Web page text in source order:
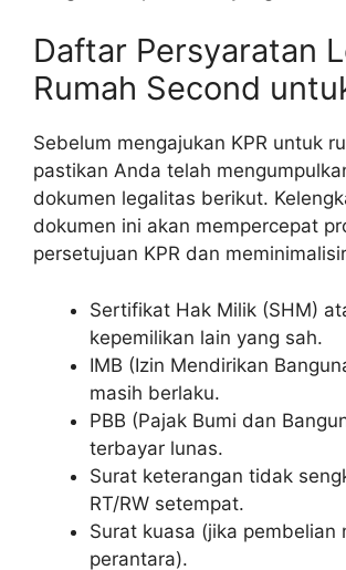
Daftar Persyaratan
Rumah Second
Sebelum mengajukan KPR untuk
pastikan Anda telah
dokumen legalitas berikut.
dokumen ini akan mempercepat
persetujuan KPR dan
Sertifikat Hak Milik (SHM)
kepemilikan lain yang sah.
IMB (Izin Mendirikan
masih berlaku.
PBB (Pajak Bumi dan
terbayar lunas.
Surat keterangan tidak
RT/RW setempat.
Surat kuasa (jika pembelian
perantara).